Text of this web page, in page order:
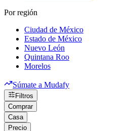
Por región
Ciudad de México
Estado de México
Nuevo León
Quintana Roo
Morelos
Súmate a Mudafy
Filtros
Comprar
Casa
Precio